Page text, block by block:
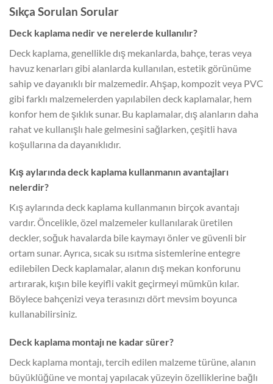
Sıkça Sorulan Sorular
Deck kaplama nedir ve nerelerde kullanılır?
Deck kaplama, genellikle dış mekanlarda, bahçe, teras veya
havuz kenarları gibi alanlarda kullanılan, estetik görünüme
sahip ve dayanıklı bir malzemedir. Ahşap, kompozit veya PVC
gibi farklı malzemelerden yapılabilen deck kaplamalar, hem
konfor hem de şıklık sunar. Bu kaplamalar, dış alanların daha
rahat ve kullanışlı hale gelmesini sağlarken, çeşitli hava
koşullarına da dayanıklıdır.
Kış aylarında deck kaplama kullanmanın avantajları
nelerdir?
Kış aylarında deck kaplama kullanmanın birçok avantajı
vardır. Öncelikle, özel malzemeler kullanılarak üretilen
deckler, soğuk havalarda bile kaymayı önler ve güvenli bir
ortam sunar. Ayrıca, sıcak su ısıtma sistemlerine entegre
edilebilen Deck kaplamalar, alanın dış mekan konforunu
artırarak, kışın bile keyifli vakit geçirmeyi mümkün kılar.
Böylece bahçenizi veya terasınızı dört mevsim boyunca
kullanabilirsiniz.
Deck kaplama montajı ne kadar sürer?
Deck kaplama montajı, tercih edilen malzeme türüne, alanın
büyüklüğüne ve montaj yapılacak yüzeyin özelliklerine bağlı